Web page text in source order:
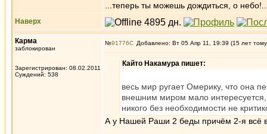
...теперь ты можешь дождиться, о
Наверх
Карма
заблокирован
Зарегистрирован: 08.02.2011
Суждений: 538
№91776 Добавлено: Вт 05 Апр 11, 19:39 (15 лет
Кайто Накамура пишет:
весь мир ругает Омерику, что она
внешним миром мало интересуется,
никого без необходимости не
А у Нашей Раши 2 беды причём 2-я всё